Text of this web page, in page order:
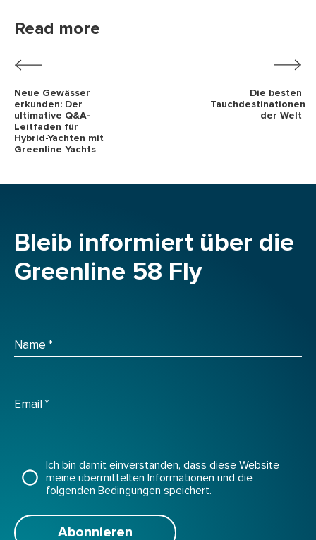
Read more
Neue Gewässer
erkunden: Der
ultimative Q&A-
Leitfaden für
Hybrid-Yachten mit
Greenline Yachts
Die besten
Tauchdestinationen
der Welt
Bleib informiert über die
Greenline 58 Fly
Name *
Email *
Ich bin damit einverstanden, dass diese Website
meine übermittelten Informationen und die
folgenden Bedingungen speichert.
Abonnieren